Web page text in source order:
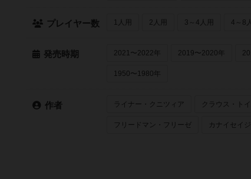
プレイヤー数 1人用 2人用 3～4人用 4～8
発売時期 2021〜2022年 2019〜2020年
1950〜1980年
作者 ライナー・クニツィア クラウス・ト
フリードマン・フリーゼ カナイセイジ